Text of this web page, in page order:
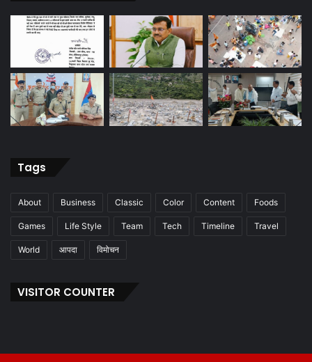
Tags
About Business Classic Color Content Foods
Games Life Style Team Tech Timeline Travel
World आपदा विमोचन
VISITOR COUNTER